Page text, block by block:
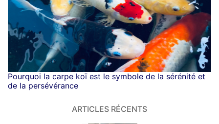
Pourquoi la carpe koï est le symbole de la sérénité et
de la persévérance
ARTICLES RÉCENTS